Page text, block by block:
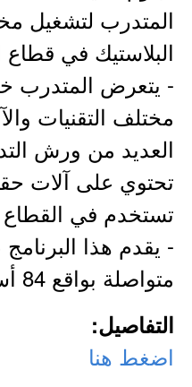
المتدرب لتشغيل
البلاستيك في قطاع
- يتعرض المتدرب
مختلف التقنيات
العديد من ورش
تحتوي على آلات
تستخدم في
- يقدم هذا
متواصلة بواقع 84 أسبوعاً تدريبياً.
التفاصيل:
اضغط هنا